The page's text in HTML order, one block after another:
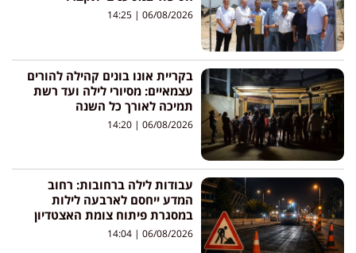
06/08/2026
בקריית אונו בונים קהילה להורים
עצמאיים: מסיורי לילה ועד רשת
תמיכה לאורך כל השנה
06/08/2026
עבודות לילה ברחובות: רחוב
המדע ייחסם לארבעה לילות
במסגרת פיתוח צומת האצטדיון
06/08/2026